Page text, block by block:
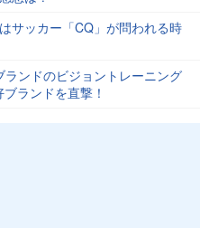
サッカー「CQ」が問われる時
ンドのビジョントレーニング
ランドを直撃！